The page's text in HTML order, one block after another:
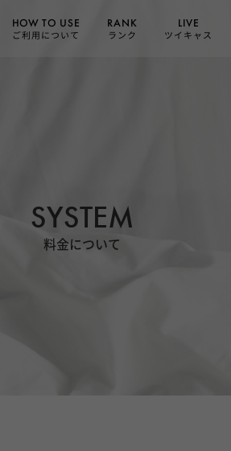
SYSTEM
料金について
HOW TO USE
ご利用について
RANK
ランク
LIVE
ツイキャス